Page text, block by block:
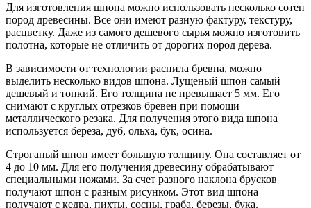
Для изготовления шпона можно использовать несколько сотен
пород древесины. Все они имеют разную фактуру, текстуру,
расцветку. Даже из самого дешевого сырья можно изготовить
полотна, которые не отличить от дорогих пород дерева.
В зависимости от технологии распила бревна, можно
выделить несколько видов шпона. Лущеный шпон самый
дешевый и тонкий. Его толщина не превышает 5 мм. Его
снимают с круглых отрезков бревен при помощи
металлического резака. Для получения этого вида шпона
используется береза, дуб, ольха, бук, осина.
Строганый шпон имеет большую толщину. Она составляет от
4 до 10 мм. Для его получения древесину обрабатывают
специальными ножами. За счет разного наклона брусков
получают шпон с разным рисунком. Этот вид шпона
получают с кедра, пихты, сосны, граба, березы, бука.